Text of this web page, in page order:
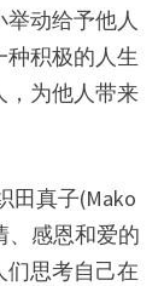
动给予他人
积极的人生
，为他人带来
田真子(Mako
、感恩和爱的
们思考自己在